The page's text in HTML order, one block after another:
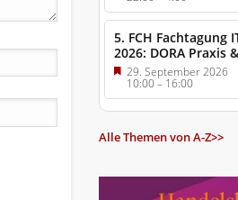
5. FCH Fachtagung
2026: DORA Praxis
29. September 2026
10:00– 16:00
Alle Themen von A-Z>>